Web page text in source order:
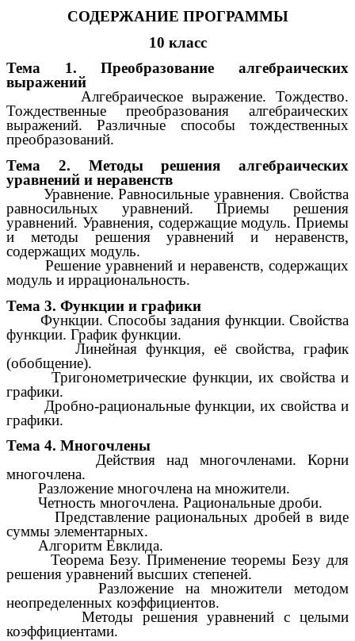
СОДЕРЖАНИЕ ПРОГРАММЫ
10 класс
Тема 1. Преобразование алгебраических
выражений
Алгебраическое выражение. Тождество.
Тождественные преобразования алгебраических
выражений. Различные способы тождественных
преобразований.
Тема 2. Методы решения алгебраических
уравнений и неравенств
Уравнение. Равносильные уравнения. Свойства
равносильных уравнений. Приемы решения
уравнений. Уравнения, содержащие модуль. Приемы
и методы решения уравнений и неравенств,
содержащих модуль.
Решение уравнений и неравенств, содержащих
модуль и иррациональность.
Тема 3. Функции и графики
Функции. Способы задания функции. Свойства
функции. График функции.
Линейная функция, её свойства, график
(обобщение).
Тригонометрические функции, их свойства и
графики.
Дробно-рациональные функции, их свойства и
графики.
Тема 4. Многочлены
Действия над многочленами. Корни
многочлена.
Разложение многочлена на множители.
Четность многочлена. Рациональные дроби.
Представление рациональных дробей в виде
суммы элементарных.
Алгоритм Евклида.
Теорема Безу. Применение теоремы Безу для
решения уравнений высших степеней.
Разложение на множители методом
неопределенных коэффициентов.
Методы решения уравнений с целыми
коэффициентами.